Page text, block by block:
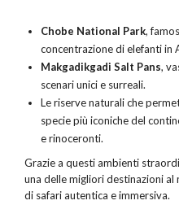
Chobe National Park,
concentrazione di elefanti in
Makgadikgadi Salt Pans,
scenari unici e surreali.
Le riserve naturali che
specie più iconiche del
e rinoceronti.
Grazie a questi ambienti
una delle migliori destinazioni al
di safari autentica e immersiva.